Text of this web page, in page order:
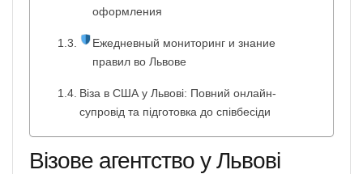
оформления
Ежедневный мониторинг и знание
правил во Львове
Віза в США у Львові: Повний онлайн-
супровід та підготовка до співбесіди
Візове агентство у Львові